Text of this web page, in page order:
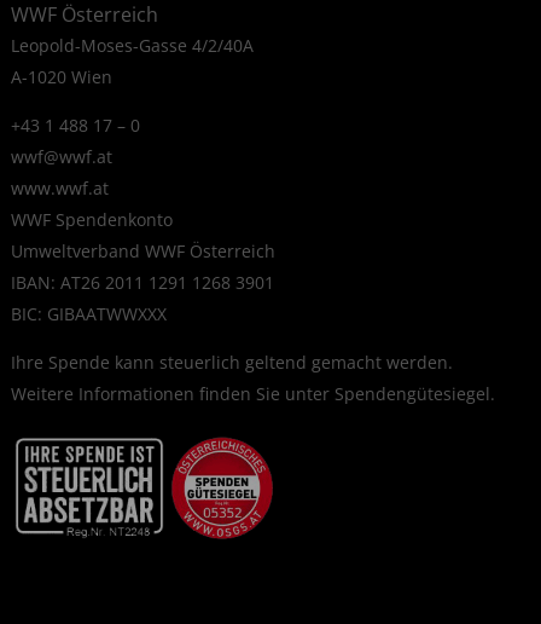
WWF Österreich
Leopold-Moses-Gasse 4/2/40A
A-1020 Wien
+43 1 488 17 – 0
wwf@wwf.at
www.wwf.at
WWF Spendenkonto
Umweltverband WWF Österreich
IBAN: AT26 2011 1291 1268 3901
BIC: GIBAATWWXXX
Ihre Spende kann steuerlich geltend gemacht werden.
Weitere Informationen finden Sie unter Spendengütesiegel.